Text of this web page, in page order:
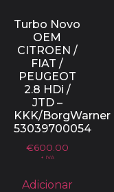
Turbo Novo
OEM
CITROEN /
FIAT /
PEUGEOT
2.8 HDi /
JTD –
KKK/BorgWarner
53039700054
€600.00
+ IVA
Adicionar